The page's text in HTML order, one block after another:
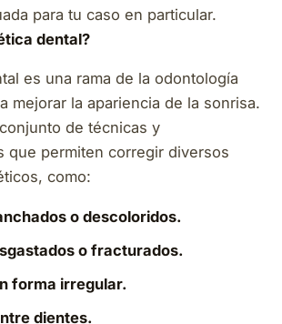
para tu caso en particular.
dental?
es una rama de la odontología
mejorar la apariencia de la sonrisa.
de técnicas y
que permiten corregir diversos
como:
o descoloridos.
o fracturados.
forma irregular.
dientes.